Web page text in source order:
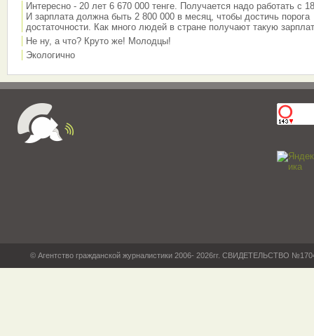
Интересно - 20 лет 6 670 000 тенге. Получается надо работать с
И зарплата должна быть 2 800 000 в месяц, чтобы достичь порога
достаточности. Как много людей в стране получают такую
Не ну, а что? Круто же! Молодцы!
Экологично
© Агентство гражданской журналистики 2006- 2026гг. СВИДЕТЕЛЬСТВО